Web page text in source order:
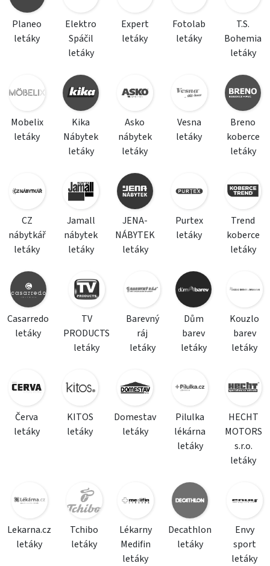
Planeo
letáky
Elektro
Spáčil
letáky
Expert
letáky
Fotolab
letáky
T.S.
Bohemia
letáky
Mobelix
letáky
Kika
Nábytek
letáky
Asko
nábytek
letáky
Vesna
letáky
Breno
koberce
letáky
CZ
nábytkář
letáky
Jamall
nábytek
letáky
JENA-
NÁBYTEK
letáky
Purtex
letáky
Trend
koberce
letáky
Casarredo
letáky
TV
PRODUCTS
letáky
Barevný
ráj
letáky
Dům
barev
letáky
Kouzlo
barev
letáky
Červa
letáky
KITOS
letáky
Domestav
letáky
Pilulka
lékárna
letáky
HECHT
MOTORS
s.r.o.
letáky
Lekarna.cz
letáky
Tchibo
letáky
Lékarny
Medifin
letáky
Decathlon
letáky
Envy
sport
letáky